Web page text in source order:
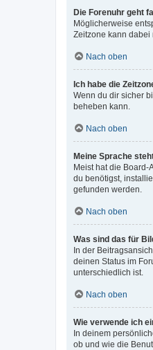
Die Forenuhr geht
Möglicherweise
Zeitzone kann dabei
Nach oben
Ich habe die
Wenn du dir sicher
beheben kann.
Nach oben
Meine Sprache
Meist hat die Board-
du benötigst,
gefunden werden.
Nach oben
Was sind das für
In der
deinen Status im
unterschiedlich ist.
Nach oben
Wie verwende ich
In deinem
ob und wie die